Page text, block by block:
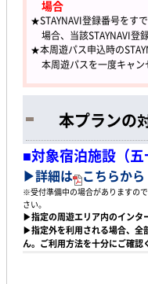
場合
★STAYNAVI登録番号をす
場合、当該STAYNAVI登
★本周遊パス申込時の
本周遊パスを一度キャン
本プランの
■対象宿泊施設（五
▶詳細は こちらから
※受付準備中の場合がありますの
さい。
▶指定の周遊エリア内のインタ
▶指定外を利用される場合、全
ん。ご利用方法を十分にご確認